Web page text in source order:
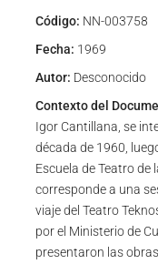
Código: NN-003758
Fecha: 1969
Autor: Desconocido
Contexto del
Igor Cantillana, se
década de 1960,
Escuela de Teatro de
corresponde a una
viaje del Teatro
por el Ministerio de
presentaron las